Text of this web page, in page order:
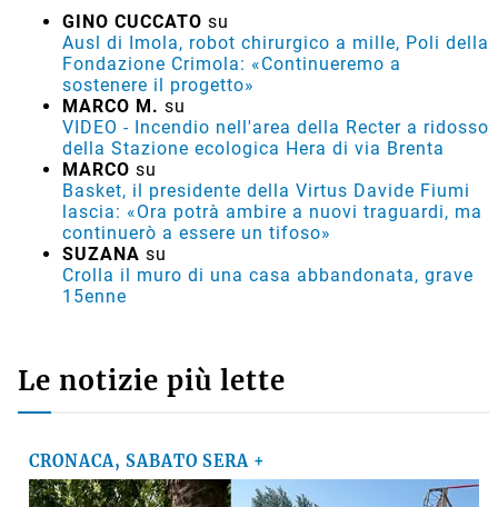
GINO CUCCATO su
Ausl di Imola, robot chirurgico a mille, Poli della
Fondazione Crimola: «Continueremo a
sostenere il progetto»
MARCO M. su
VIDEO - Incendio nell'area della Recter a ridosso
della Stazione ecologica Hera di via Brenta
MARCO su
Basket, il presidente della Virtus Davide Fiumi
lascia: «Ora potrà ambire a nuovi traguardi, ma
continuerò a essere un tifoso»
SUZANA su
Crolla il muro di una casa abbandonata, grave
15enne
Le notizie più lette
CRONACA, SABATO SERA +